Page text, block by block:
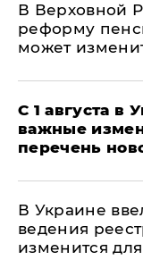
В Верховной
реформу
может
С 1 августа в
важные
перечень
В Украине
ведения
изменится